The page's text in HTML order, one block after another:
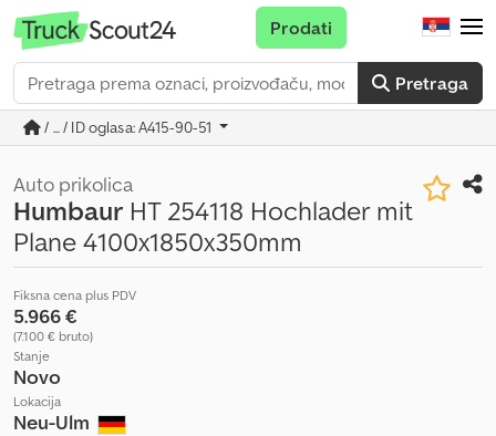
Pretraga
Prodati
/ ... / ID oglasa: A415-90-51
Auto prikolica
Humbaur HT 254118 Hochlader mit
Plane 4100x1850x350mm
Fiksna cena plus PDV
5.966 €
(7.100 € bruto)
Stanje
Novo
Lokacija
Neu-Ulm